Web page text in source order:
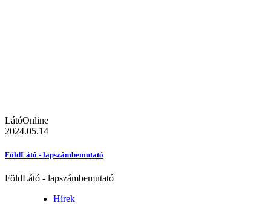
LátóOnline
2024.05.14
FöldLátó - lapszámbemutató
FöldLátó - lapszámbemutató
Hírek